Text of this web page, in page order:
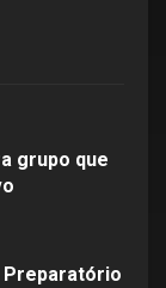
grupo que